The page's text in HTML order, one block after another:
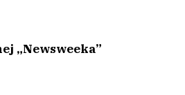
„Newsweeka”